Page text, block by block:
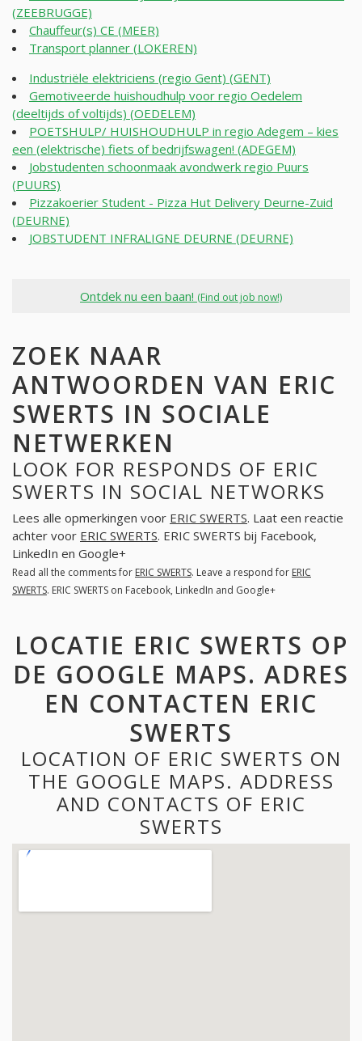
(ZEEBRUGGE)
Chauffeur(s) CE (MEER)
Transport planner (LOKEREN)
Industriële elektriciens (regio Gent) (GENT)
Gemotiveerde huishoudhulp voor regio Oedelem
(deeltijds of voltijds) (OEDELEM)
POETSHULP/ HUISHOUDHULP in regio Adegem – kies
een (elektrische) fiets of bedrijfswagen! (ADEGEM)
Jobstudenten schoonmaak avondwerk regio Puurs
(PUURS)
Pizzakoerier Student - Pizza Hut Delivery Deurne-Zuid
(DEURNE)
JOBSTUDENT INFRALIGNE DEURNE (DEURNE)
Ontdek nu een baan! (Find out job now!)
ZOEK NAAR
ANTWOORDEN VAN ERIC
SWERTS IN SOCIALE
NETWERKEN
LOOK FOR RESPONDS OF ERIC
SWERTS IN SOCIAL NETWORKS
Lees alle opmerkingen voor ERIC SWERTS. Laat een reactie
achter voor ERIC SWERTS. ERIC SWERTS bij Facebook,
LinkedIn en Google+
Read all the comments for ERIC SWERTS. Leave a respond for ERIC
SWERTS. ERIC SWERTS on Facebook, LinkedIn and Google+
LOCATIE ERIC SWERTS OP
DE GOOGLE MAPS. ADRES
EN CONTACTEN ERIC
SWERTS
LOCATION OF ERIC SWERTS ON
THE GOOGLE MAPS. ADDRESS
AND CONTACTS OF ERIC
SWERTS